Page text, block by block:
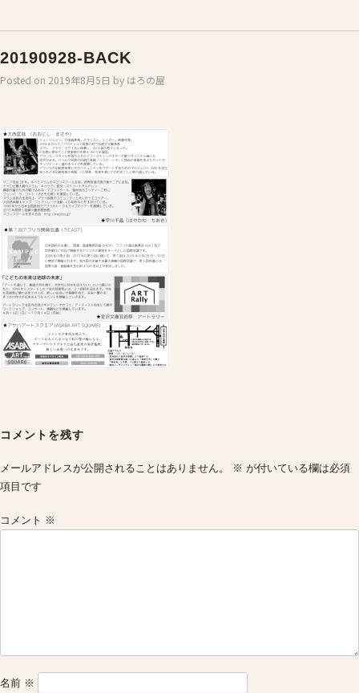
20190928-BACK
Posted on 2019年8月5日 by はろの屋
navigation
コメントを残す
メールアドレスが公開されることはありません。 ※ が付いている欄は必須
項目です
コメント ※
名前 ※